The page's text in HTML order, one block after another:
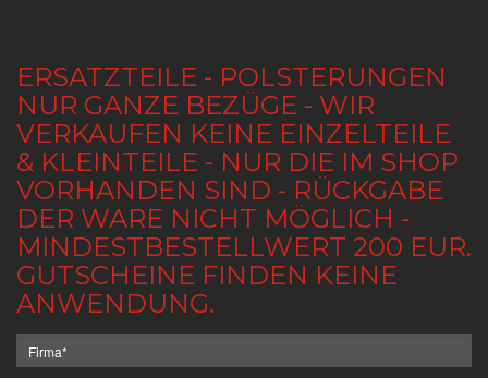
ERSATZTEILE - POLSTERUNGEN
NUR GANZE BEZÜGE - WIR
VERKAUFEN KEINE EINZELTEILE
& KLEINTEILE - NUR DIE IM SHOP
VORHANDEN SIND - RÜCKGABE
DER WARE NICHT MÖGLICH -
MINDESTBESTELLWERT 200 EUR.
GUTSCHEINE FINDEN KEINE
ANWENDUNG.